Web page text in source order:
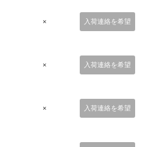
× 入荷連絡を希望
× 入荷連絡を希望
× 入荷連絡を希望